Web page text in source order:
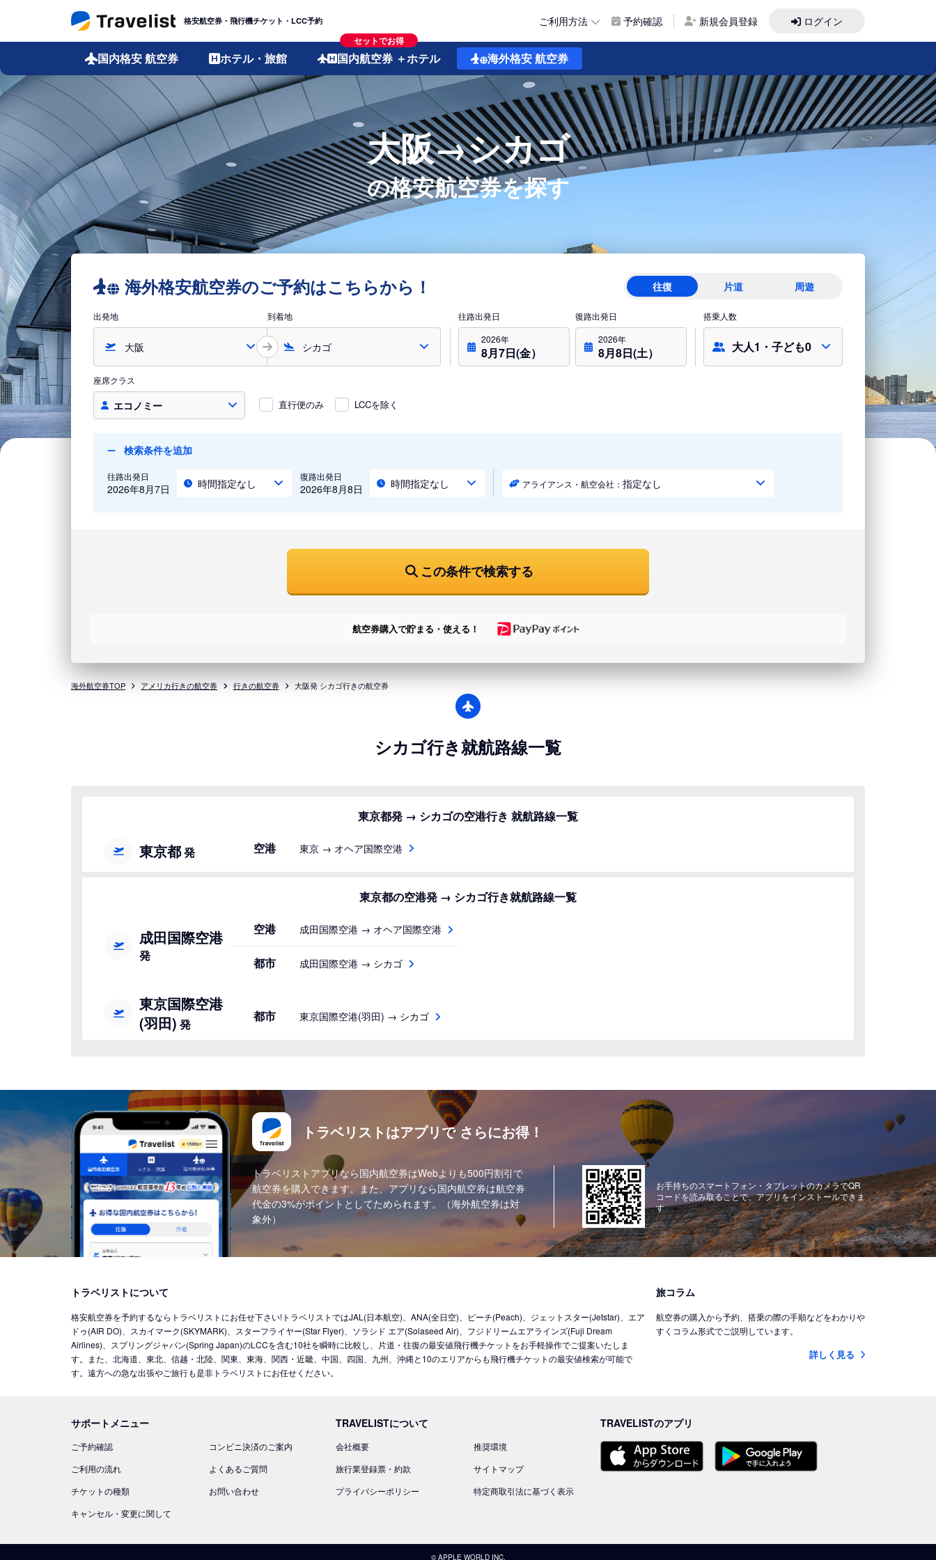
格安航空券・飛行機チケット・LCC予約 ご利用方法 予約確認 新規会員登録 ログイン
国内格安航空券 ホテル・旅館
セットでお得
国内航空券 ＋ホテル 海外格安航空券
大阪→シカゴ
の格安航空券を探す
海外格安航空券のご予約はこちらから！ 往復 片道 周遊
出発地 到着地
往路出発日
2026年
8月7日(金）
復路出発日
2026年
8月8日(土）
搭乗人数
大人1・子ども0
座席クラス
エコノミー 直行便のみ LCCを除く
検索条件を追加
往路出発日
2026年8月7日 時間指定なし
復路出発日
2026年8月8日 時間指定なし アライアンス・航空会社： 指定なし
この条件で検索する
航空券購入で貯まる・使える！
海外航空券TOP アメリカ行きの航空券 行きの航空券 大阪発 シカゴ行きの航空券
シカゴ行き就航路線一覧
東京都発 → シカゴの空港行き 就航路線一覧
東京都発 空港 東京 → オヘア国際空港
東京都の空港発 → シカゴ行き就航路線一覧
成田国際空港
発
空港 成田国際空港 → オヘア国際空港
都市 成田国際空港 → シカゴ
東京国際空港
(羽田) 発
都市 東京国際空港(羽田) → シカゴ
トラベリストはアプリで さらにお得！
トラベリストアプリなら国内航空券はWebよりも500円割引で
航空券を購入できます。また、アプリなら国内航空券は航空券
代金の3%がポイントとしてためられます。（海外航空券は対
象外）
お手持ちのスマートフォン・タブレットのカメラでQR
コードを読み取ることで、アプリをインストールできま
す
トラベリストについて
格安航空券を予約するならトラベリストにお任せ下さい!トラベリストではJAL(日本航空)、ANA(全日空)、ピーチ(Peach)、ジェットスター(Jetstar)、エア
ドゥ(AIR DO)、スカイマーク(SKYMARK)、スターフライヤー(Star Flyer)、ソラシド エア(Solaseed Air)、フジドリームエアラインズ(Fuji Dream
Airlines)、スプリングジャパン(Spring Japan)のLCCを含む10社を瞬時に比較し、片道・往復の最安値飛行機チケットをお手軽操作でご提案いたしま
す。また、北海道、東北、信越・北陸、関東、東海、関西・近畿、中国、四国、九州、沖縄と10のエリアからも飛行機チケットの最安値検索が可能で
す。遠方への急な出張やご旅行も是非トラベリストにお任せください。
旅コラム
航空券の購入から予約、搭乗の際の手順などをわかりや
すくコラム形式でご説明しています。
詳しく見る
サポートメニュー
ご予約確認
コンビニ決済のご案内
ご利用の流れ
よくあるご質問
チケットの種類
お問い合わせ
キャンセル・変更に関して
TRAVELISTについて
会社概要
推奨環境
旅行業登録票・約款
サイトマップ
プライバシーポリシー
特定商取引法に基づく表示
TRAVELISTのアプリ
© APPLE WORLD INC.